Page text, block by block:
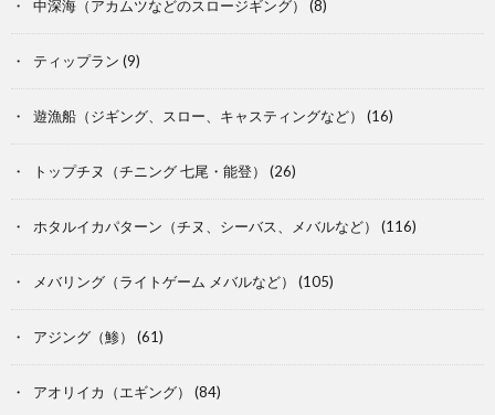
中深海（アカムツなどのスロージギング） (8)
ティップラン (9)
遊漁船（ジギング、スロー、キャスティングなど） (16)
トップチヌ（チニング 七尾・能登） (26)
ホタルイカパターン（チヌ、シーバス、メバルなど） (116)
メバリング（ライトゲーム メバルなど） (105)
アジング（鯵） (61)
アオリイカ（エギング） (84)